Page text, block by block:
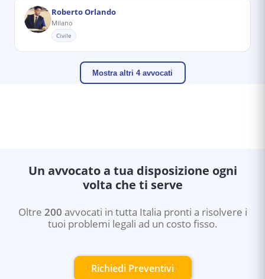
Roberto Orlando
Milano
Civile
Mostra altri 4 avvocati
Un avvocato a tua disposizione ogni
volta che ti serve
Oltre 200 avvocati in tutta Italia pronti a risolvere i
tuoi problemi legali ad un costo fisso.
Richiedi Preventivi